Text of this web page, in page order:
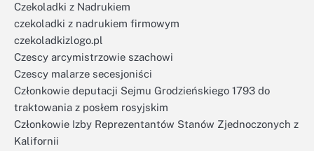
Czekoladki z Nadrukiem
czekoladki z nadrukiem firmowym
czekoladkizlogo.pl
Czescy arcymistrzowie szachowi
Czescy malarze secesjoniści
Członkowie deputacji Sejmu Grodzieńskiego 1793 do
traktowania z posłem rosyjskim
Członkowie Izby Reprezentantów Stanów Zjednoczonych z
Kalifornii